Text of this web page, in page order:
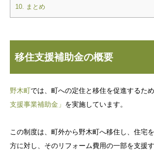
10. まとめ
移住支援補助金の概要
野木町では、町への定住と移住を促進するため
支援事業補助金」 を実施しています。
この制度は、町外から野木町へ移住し、住宅
方に対し、そのリフォーム費用の一部を支援す